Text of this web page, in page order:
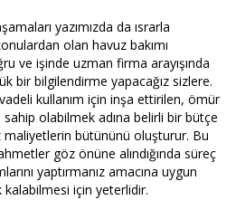
yazımızda da ısrarla
olan havuz bakımı
ve işinde uzman firma arayışında
bir bilgilendirme yapacağız sizlere.
kullanım için inşa ettirilen, ömür
sahip olabilmek adına belirli bir bütçe
maliyetlerin bütününü oluşturur. Bu
göz önüne alındığında süreç
yaptırmanız amacına uygun
için yeterlidir.